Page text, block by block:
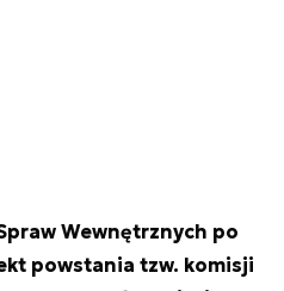
Wewnętrznych po
powstania tzw. komisji